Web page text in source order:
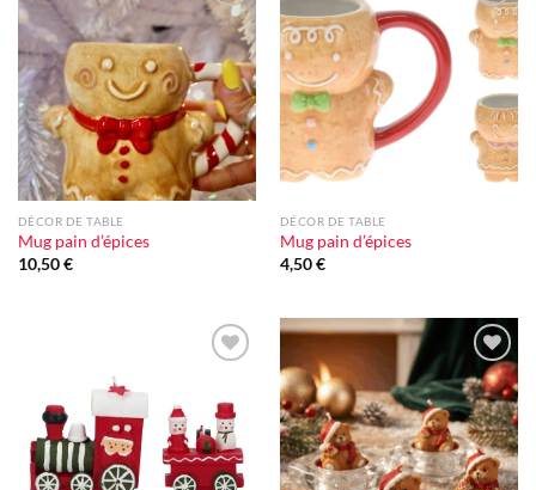
Ajouter
à la liste
d'envie
DÉCOR DE TABLE
Mug pain d’épices
10,50€
Ajouter
à la liste
d'envie
DÉCOR DE TABLE
Mug pain d’épices
4,50€
d'envie
Ajouter
à la liste
d'envie